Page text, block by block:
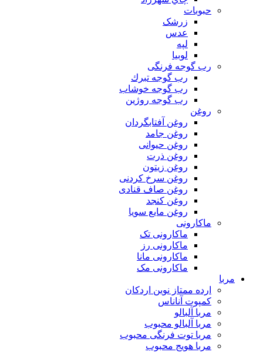
حبوبات
زرشک
عدس
لپه
لوبیا
رب گوجه فرنگی
رب گوجه تبرك
رب گوجه خوشاب
رب گوجه روژین
روغن
روغن آفتابگردان
روغن جامد
روغن حیوانی
روغن ذرت
روغن زیتون
روغن سرخ کردنی
روغن صاف قنادی
روغن کنجد
روغن مایع سویا
ماکارونی
ماکارونی تک
ماکارونی رز
ماکارونی مانا
ماکارونی مک
مربا
ارده ممتاز نوین اردکان
کمپوت آناناس
مربا آلبالو
مربا آلبالو محبوب
مربا توت فرنگی محبوب
مربا هویج محبوب